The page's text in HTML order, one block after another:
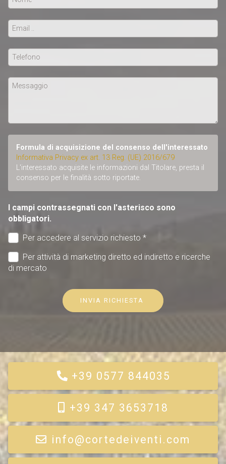
+39 0577 844035
+39 347 3653718
info@cortedeiventi.com
Formula di acquisizione del consenso dell'interessato
Informativa Privacy ex art. 13 Reg. (UE) 2016/679
L'interessato acquisite le informazioni dal Titolare, presta il
consenso per le finalità sotto riportate.
I campi contrassegnati con l'asterisco sono
obbligatori.
Per accedere al servizio richiesto *
Per attività di marketing diretto ed indiretto e ricerche
di mercato